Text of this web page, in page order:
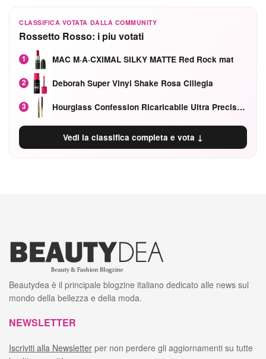
CLASSIFICA VOTATA DALLA COMMUNITY
Rossetto Rosso: i piu votati
1 MAC M·A·CXIMAL SILKY MATTE Red Rock mat
2 Deborah Super Vinyl Shake Rosa Ciliegia
3 Hourglass Confession Ricaricabile Ultra Preciso Ad Alta Intensità Secretly Classic Red
Vedi la classifica completa e vota ↓
Beautydea è il principale blogzine italiano dedicato alle news sul
mondo della bellezza e della moda.
NEWSLETTER
Iscriviti alla Newsletter per non perdere gli aggiornamenti su tutte